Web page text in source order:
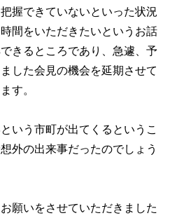
握できていないといった状況
間をいただきたいというお話
きるところであり、急遽、予
した会見の機会を延期させて
す。
いう市町が出てくるというこ
外の出来事だったのでしょう
願いをさせていただきました